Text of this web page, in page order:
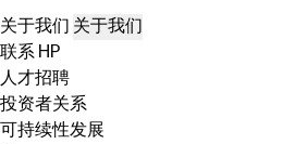
关于我们 关于我们
联系 HP
人才招聘
投资者关系
可持续性发展